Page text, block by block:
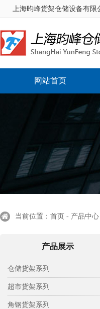
上海昀峰货架仓储设备有限
网站首页
当前位置：首页 - 产品中
产品展示
仓储货架系列
轻型仓储货架
中A型仓储货架
超市货架系列
背网超市货架
角钢货架系列